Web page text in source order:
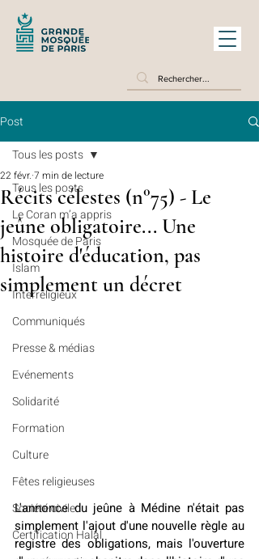
Post
Tous les posts
Le Coran m’a appris
Mosquée de Paris
Islam
Interreligieux
Communiqués
Presse & médias
Evénements
Solidarité
Formation
Culture
Fêtes religieuses
Société civile
Certification Halal
Tous les posts
Récits célestes (n°75) - Le
jeûne obligatoire... Une
histoire d'éducation, pas
simplement un décret
22 févr. 7 min de lecture
L'annonce du jeûne à Médine n'était pas
simplement l'ajout d'une nouvelle règle au
registre des obligations, mais l'ouverture